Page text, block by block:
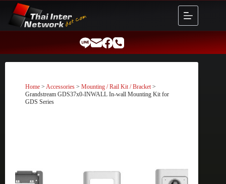
content
Home > Accessories > Mounting / Rail Kit / Bracket>
Grandstream GDS37x0-INWALL In-wall Mounting Kit for
GDS Series